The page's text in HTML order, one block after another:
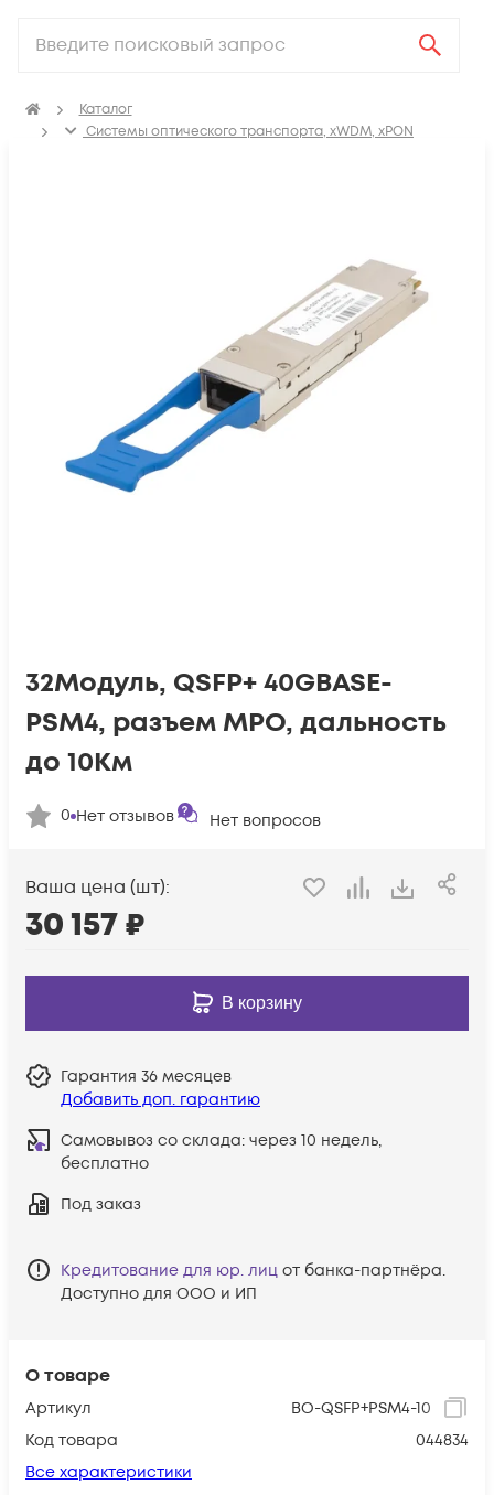
Каталог
Системы оптического транспорта, xWDM, xPON
О товаре
Артикул
BO-QSFP+PSM4-10
Код товара
044834
Все характеристики
32Модуль, QSFP+ 40GBASE-
PSM4, разъем MPO, дальность
до 10Км
0 Нет отзывов Нет вопросов
Ваша цена (шт):
30 157₽
В корзину
Гарантия 36 месяцев
Добавить доп. гарантию
Самовывоз со склада: через 10 недель,
бесплатно
Под заказ
Кредитование для юр. лиц от банка-партнёра.
Доступно для ООО и ИП